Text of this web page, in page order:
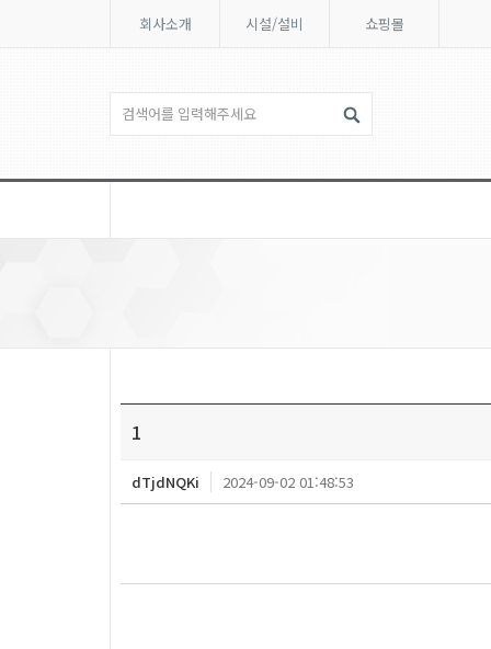
회사소개 시설/설비 쇼핑몰
1
dTjdNQKi 2024-09-02 01:48:53